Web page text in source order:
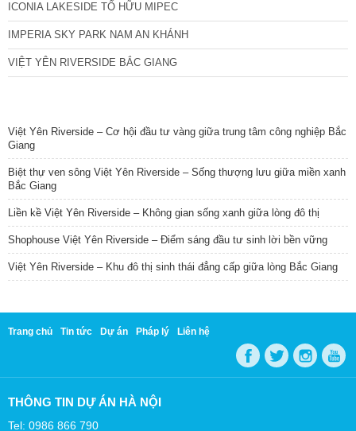
ICONIA LAKESIDE TỐ HỮU MIPEC
IMPERIA SKY PARK NAM AN KHÁNH
VIỆT YÊN RIVERSIDE BẮC GIANG
Việt Yên Riverside – Cơ hội đầu tư vàng giữa trung tâm công nghiệp Bắc
Giang
Biệt thự ven sông Việt Yên Riverside – Sống thượng lưu giữa miền xanh
Bắc Giang
Liền kề Việt Yên Riverside – Không gian sống xanh giữa lòng đô thị
Shophouse Việt Yên Riverside – Điểm sáng đầu tư sinh lời bền vững
Việt Yên Riverside – Khu đô thị sinh thái đẳng cấp giữa lòng Bắc Giang
Trang chủ Tin tức Dự án Pháp lý Liên hệ
THÔNG TIN DỰ ÁN HÀ NỘI
Tel: 0986 866 790